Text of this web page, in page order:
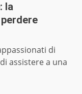
la
di
assistere a una